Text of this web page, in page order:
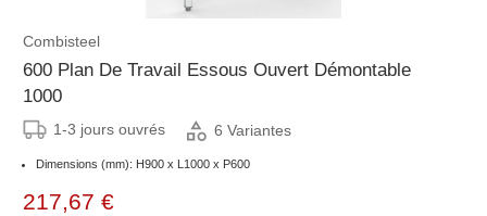
Combisteel
600 Plan De Travail Essous Ouvert Démontable
1000
1-3 jours ouvrés 6 Variantes
Dimensions (mm): H900 x L1000 x P600
217,67 €